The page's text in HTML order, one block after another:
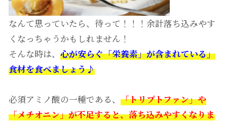
なんて思っていたら、待って！！！余計落ち込みやす
くなっちゃうかもしれません！
そんな時は、 心が安らぐ「栄養素」が含まれている」
食材を食べましょう♪
必須アミノ酸の一種である、 「トリプトファン」や
「メチオニン」が不足すると、落ち込みやすくなりま